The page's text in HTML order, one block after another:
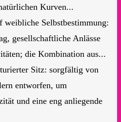
Kurven...
weibliche Selbstbestimmung:
gesellschaftliche Anlässe
die Kombination aus...
Sitz: sorgfältig von
entworfen, um
und eine eng anliegende